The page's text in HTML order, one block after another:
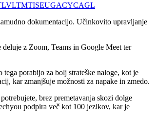
LVLTMTISEUGACYCAGL
dokumentacijo. Učinkovito upravljanje
z Zoom, Teams in Google Meet ter
porabijo za bolj strateške naloge, kot je
kar zmanjšuje možnosti za napake in zmedo.
brez premetavanja skozi dolge
podpira več kot 100 jezikov, kar je